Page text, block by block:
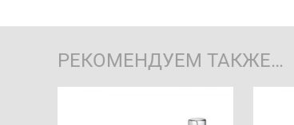
РЕКОМЕНДУЕМ ТАКЖЕ…